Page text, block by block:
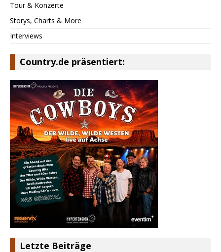
Tour & Konzerte
Storys, Charts & More
Interviews
Country.de präsentiert:
Letzte Beiträge